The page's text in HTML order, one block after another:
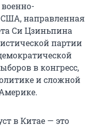
США, направленная
Си Цзиньпина
партии
в конгресс,
и сложной
в Китае — это